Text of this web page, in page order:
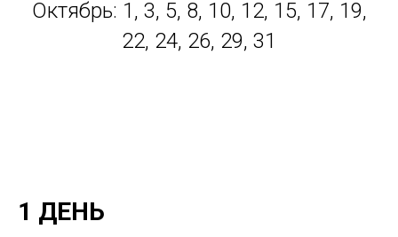
Октябрь: 1, 3, 5, 8, 10, 12, 15, 17, 19,
22, 24, 26, 29, 31
1 ДЕНЬ